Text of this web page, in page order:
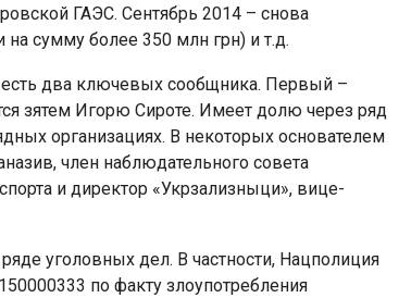
ГАЭС. Сентябрь 2014 – снова
сумму более 350 млн грн) и т.д.
два ключевых сообщника. Первый –
зятем Игорю Сироте. Имеет долю через ряд
организациях. В некоторых основателем
член наблюдательного совета
и директор «Укрзализныци», вице-
уголовных дел. В частности, Нацполиция
по факту злоупотребления